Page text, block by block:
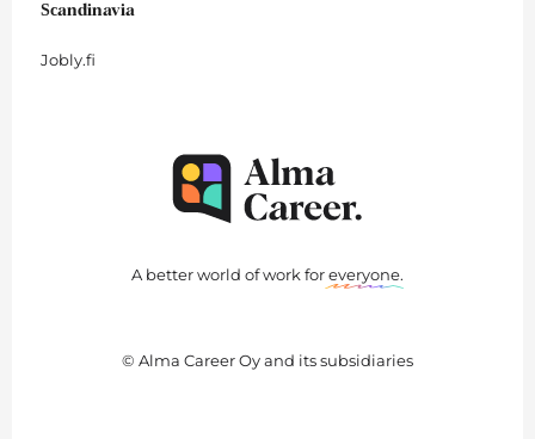
Scandinavia
Jobly.fi
A better world of work foreveryone.
© Alma Career Oy and its subsidiaries